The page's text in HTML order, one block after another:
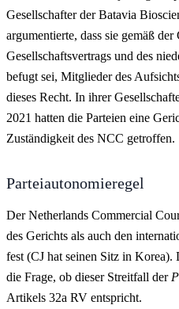
Gesellschafter der Batavia
argumentierte, dass sie gemäß
Gesellschaftsvertrags und des
befugt sei, Mitglieder des
dieses Recht. In ihrer
2021 hatten die Parteien eine
Zuständigkeit des NCC getroffen.
Parteiautonomieregel
Der Netherlands Commercial
des Gerichts als auch den
fest (CJ hat seinen Sitz in
die Frage, ob dieser Streitfall der
Artikels 32a RV entspricht.